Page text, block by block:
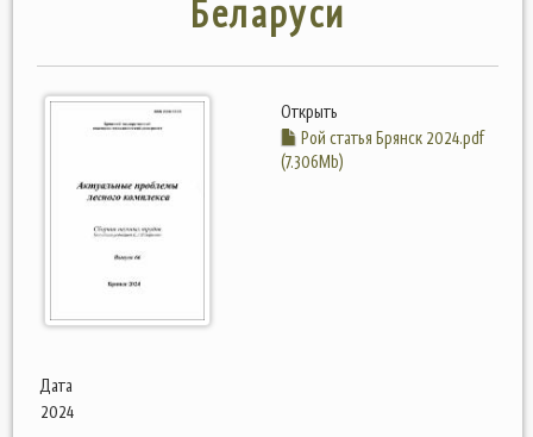
Беларуси
Открыть
Рой статья Брянск 2024.pdf
(7.306Mb)
Дата
2024